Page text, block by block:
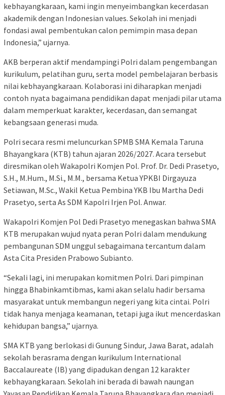
kebhayangkaraan, kami ingin menyeimbangkan kecerdasan
akademik dengan Indonesian values. Sekolah ini menjadi
fondasi awal pembentukan calon pemimpin masa depan
Indonesia,” ujarnya.
AKB berperan aktif mendampingi Polri dalam pengembangan
kurikulum, pelatihan guru, serta model pembelajaran berbasis
nilai kebhayangkaraan. Kolaborasi ini diharapkan menjadi
contoh nyata bagaimana pendidikan dapat menjadi pilar utama
dalam memperkuat karakter, kecerdasan, dan semangat
kebangsaan generasi muda.
Polri secara resmi meluncurkan SPMB SMA Kemala Taruna
Bhayangkara (KTB) tahun ajaran 2026/2027. Acara tersebut
diresmikan oleh Wakapolri Komjen Pol. Prof. Dr. Dedi Prasetyo,
S.H., M.Hum., M.Si., M.M., bersama Ketua YPKBI Dirgayuza
Setiawan, M.Sc., Wakil Ketua Pembina YKB Ibu Martha Dedi
Prasetyo, serta As SDM Kapolri Irjen Pol. Anwar.
Wakapolri Komjen Pol Dedi Prasetyo menegaskan bahwa SMA
KTB merupakan wujud nyata peran Polri dalam mendukung
pembangunan SDM unggul sebagaimana tercantum dalam
Asta Cita Presiden Prabowo Subianto.
“Sekali lagi, ini merupakan komitmen Polri. Dari pimpinan
hingga Bhabinkamtibmas, kami akan selalu hadir bersama
masyarakat untuk membangun negeri yang kita cintai. Polri
tidak hanya menjaga keamanan, tetapi juga ikut mencerdaskan
kehidupan bangsa,” ujarnya.
SMA KTB yang berlokasi di Gunung Sindur, Jawa Barat, adalah
sekolah berasrama dengan kurikulum International
Baccalaureate (IB) yang dipadukan dengan 12 karakter
kebhayangkaraan. Sekolah ini berada di bawah naungan